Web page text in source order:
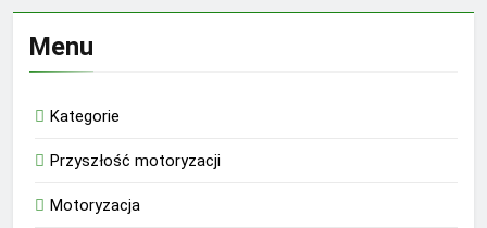
Menu
Kategorie
Przyszłość motoryzacji
Motoryzacja